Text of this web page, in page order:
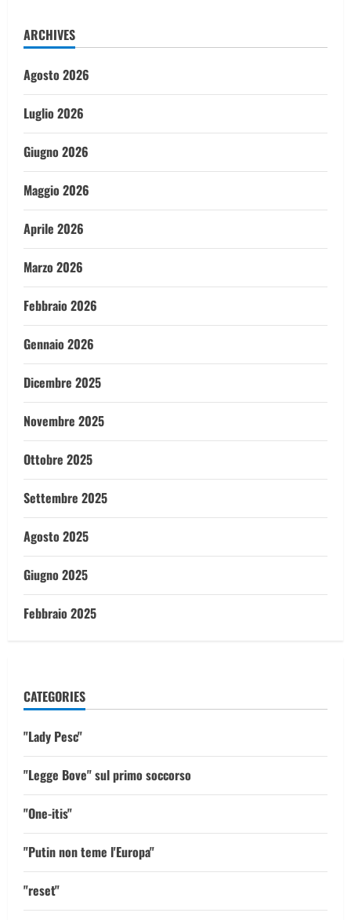
ARCHIVES
Agosto 2026
Luglio 2026
Giugno 2026
Maggio 2026
Aprile 2026
Marzo 2026
Febbraio 2026
Gennaio 2026
Dicembre 2025
Novembre 2025
Ottobre 2025
Settembre 2025
Agosto 2025
Giugno 2025
Febbraio 2025
CATEGORIES
"Lady Pesc"
"Legge Bove" sul primo soccorso
"One-itis"
"Putin non teme l'Europa"
"reset"